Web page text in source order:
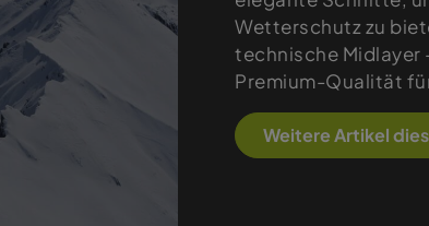
Wetterschutz zu
technische Midlayer
Premium-Qualität
Weitere Artikel